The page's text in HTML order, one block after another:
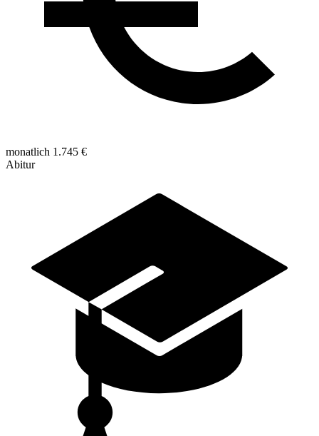
monatlich 1.745 €
Abitur